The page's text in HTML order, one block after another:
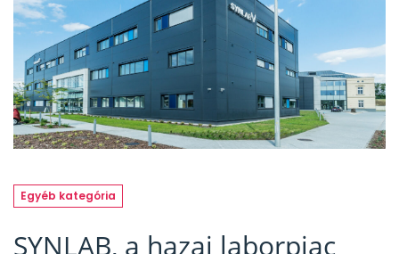
Egyéb kategória
SYNLAB, a hazai laborpiac